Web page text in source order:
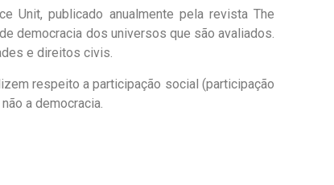
Unit, publicado anualmente pela revista The
democracia dos universos que são avaliados.
e direitos civis.
respeito a participação social (participação
a democracia.